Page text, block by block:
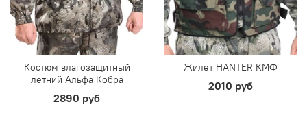
Костюм влагозащитный
летний Альфа Кобра
2890 руб
Жилет HANTER КМФ
2010 руб